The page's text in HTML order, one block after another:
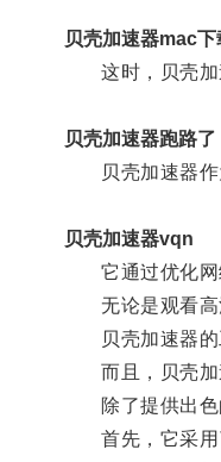
贝壳加速器mac下
这时，贝壳加
贝壳加速器跑路了
贝壳加速器作为
贝壳加速器vqn
它通过优化网络
无论是观看高清
贝壳加速器的工
而且，贝壳加速
除了提供出色
首先，它采用